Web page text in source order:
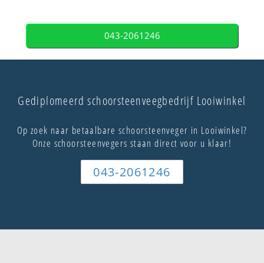
043-2061246
Gediplomeerd schoorsteenveegbedrijf Looiwinkel
Op zoek naar betaalbare schoorsteenveger in Looiwinkel?
Onze schoorsteenvegers staan direct voor u klaar!
043-2061246